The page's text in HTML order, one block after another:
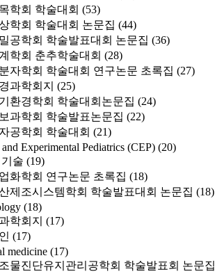
학회 학술대회 (53)
학회 학술대회 논문집 (44)
공학회 학술발표대회 논문집 (36)
학회 춘추학술대회 (28)
자학회 학술대회 연구논문 초록집 (27)
과학회지 (25)
환경학회 학술대회논문집 (24)
과학회 학술발표논문집 (22)
공학회 학술대회 (21)
Experimental Pediatrics (CEP) (20)
술 (19)
화학회 연구논문 초록집 (18)
제조시스템학회 학술발표대회 논문집 (18)
(18)
학회지 (17)
(17)
medicine (17)
물진단유지관리공학회 학술발표회 논문집